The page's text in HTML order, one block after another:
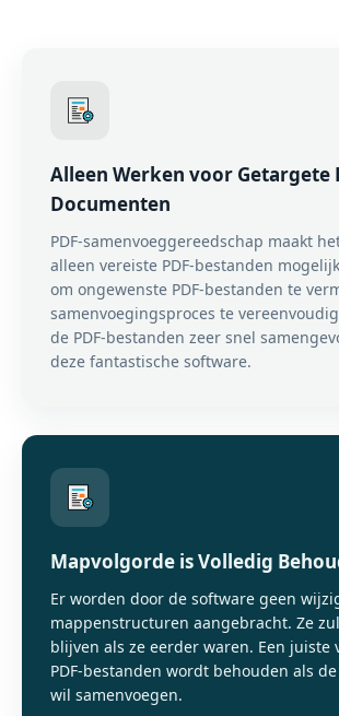
Alleen Werken voor Getargete
Documenten
PDF-samenvoeggereedschap maakt
alleen vereiste PDF-bestanden
om ongewenste PDF-bestanden te
samenvoegingsproces te
de PDF-bestanden zeer snel
deze fantastische software.
Mapvolgorde is Volledig
Er worden door de software geen
mappenstructuren aangebracht. Ze
blijven als ze eerder waren. Een juiste
PDF-bestanden wordt behouden als
wil samenvoegen.